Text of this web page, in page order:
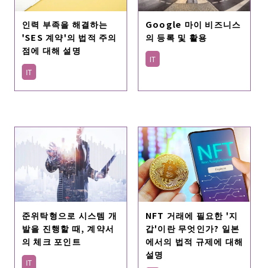
인력 부족을 해결하는
'SES 계약'의 법적 주의
점에 대해 설명
IT
Google 마이 비즈니스
의 등록 및 활용
IT
준위탁형으로 시스템 개
발을 진행할 때, 계약서
의 체크 포인트
IT
NFT 거래에 필요한 '지
갑'이란 무엇인가? 일본
에서의 법적 규제에 대해
설명